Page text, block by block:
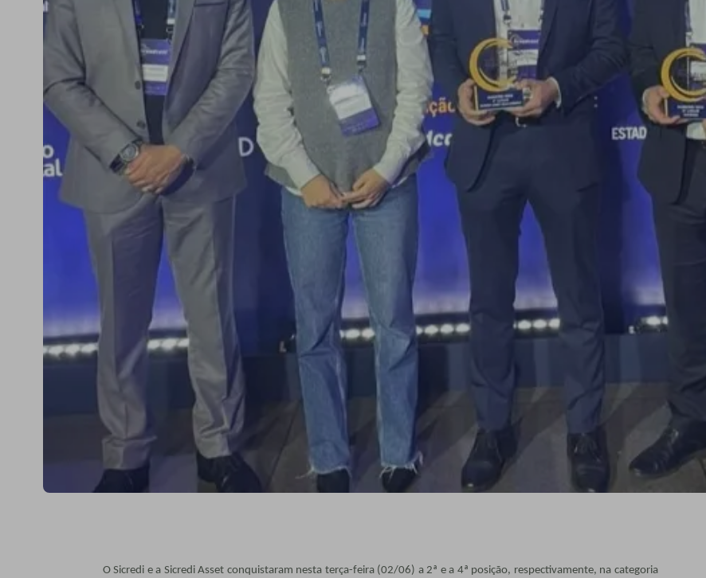
O Sicredi e a Sicredi Asset conquistaram nesta terça-feira (02/06) a 2ª e a 4ª posição, respectivamente, na categoria